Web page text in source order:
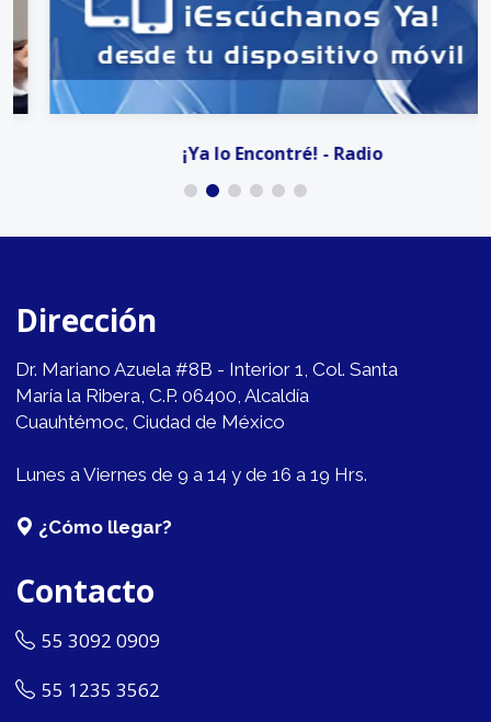
¡Ya lo Encontré! - Radio
Dirección
Dr. Mariano Azuela #8B - Interior 1, Col. Santa
María la Ribera, C.P. 06400, Alcaldía
Cuauhtémoc, Ciudad de México
Lunes a Viernes de 9 a 14 y de 16 a 19 Hrs.
¿Cómo llegar?
Contacto
55 3092 0909
55 1235 3562